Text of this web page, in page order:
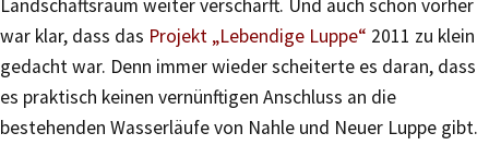
Landschaftsraum weiter verschärft. Und auch schon vorher
war klar, dass das Projekt „Lebendige Luppe“ 2011 zu klein
gedacht war. Denn immer wieder scheiterte es daran, dass
es praktisch keinen vernünftigen Anschluss an die
bestehenden Wasserläufe von Nahle und Neuer Luppe gibt.